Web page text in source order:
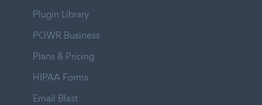
Plugin Library
POWR Business
Plans & Pricing
HIPAA Forms
Email Blast